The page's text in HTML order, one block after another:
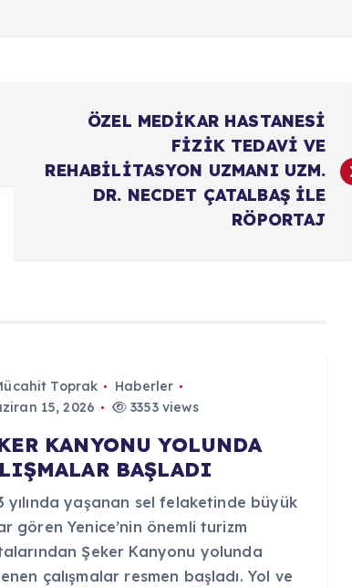
ÖZEL MEDİKAR HASTANESİ
FİZİK TEDAVİ VE
REHABİLİTASYON UZMANI UZM.
DR. NECDET ÇATALBAŞ İLE
RÖPORTAJ
Toprak
Haberler
15, 2026
3353 views
KANYONU YOLUNDA
BAŞLADI
yılında yaşanan sel felaketinde büyük
gören Yenice’nin önemli turizm
Şeker Kanyonu yolunda
çalışmalar resmen başladı. Yol ve